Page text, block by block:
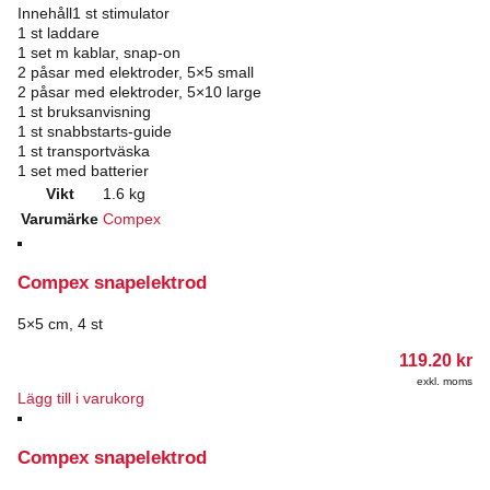
Innehåll1 st stimulator
1 st laddare
1 set m kablar, snap-on
2 påsar med elektroder, 5×5 small
2 påsar med elektroder, 5×10 large
1 st bruksanvisning
1 st snabbstarts-guide
1 st transportväska
1 set med batterier
Vikt
1.6 kg
Varumärke Compex
Compex snapelektrod
5×5 cm, 4 st
119.20 kr
exkl. moms
Lägg till i varukorg
Compex snapelektrod